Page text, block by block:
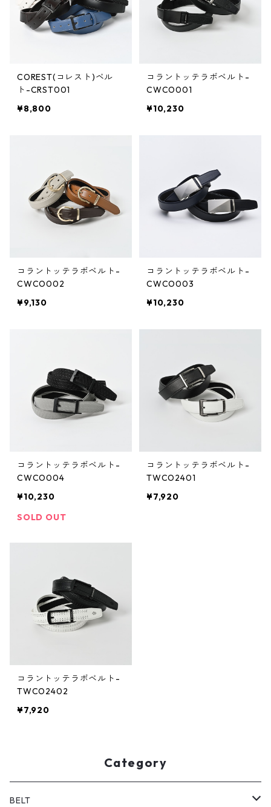
COREST(コレスト)ベル
ト-CRST001
¥8,800
コラントッテラボベルト-
CWCO001
¥10,230
コラントッテラボベルト-
CWCO002
¥9,130
コラントッテラボベルト-
CWCO003
¥10,230
コラントッテラボベルト-
CWCO004
¥10,230
SOLD OUT
コラントッテラボベルト-
TWCO2401
¥7,920
コラントッテラボベルト-
TWCO2402
¥7,920
Category
BELT